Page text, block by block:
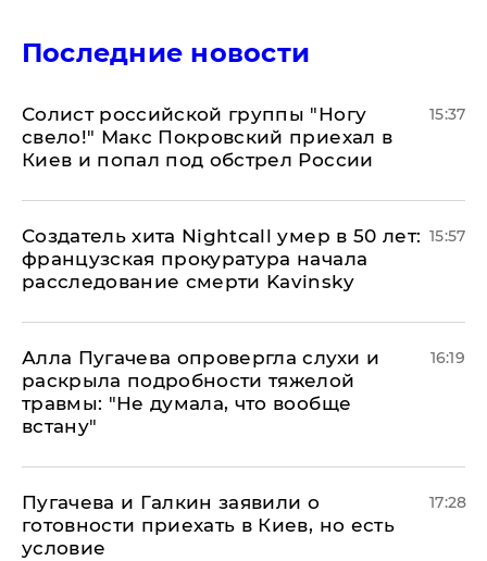
Последние новости
Солист российской группы "Ногу
свело!" Макс Покровский приехал в
Киев и попал под обстрел России
15:37
Создатель хита Nightcall умер в 50 лет:
французская прокуратура начала
расследование смерти Kavinsky
15:57
Алла Пугачева опровергла слухи и
раскрыла подробности тяжелой
травмы: "Не думала, что вообще
встану"
16:19
Пугачева и Галкин заявили о
готовности приехать в Киев, но есть
условие
17:28